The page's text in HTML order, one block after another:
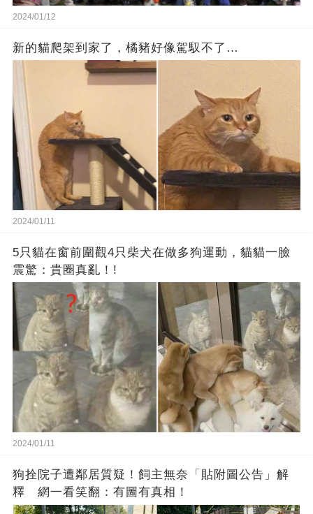
2024/01/12
新的貓爬架到家了，橘豬好像駕馭不了…
2024/01/11
5只貓在窗前圍觀4只柴犬在做多狗運動，貓貓一臉
震驚：貴圈真亂！!
2024/01/11
狗拴院子遭鄰居質疑！飼主無奈「貼附圖公告」解
釋 網一看笑翻：有圖有真相！